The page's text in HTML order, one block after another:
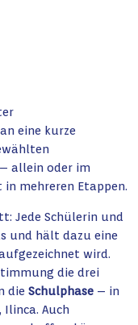
eine kurze
allein oder im
mehreren Etappen.
Jede Schülerin und
und hält dazu eine
wird.
die drei
die Schulphase – in
Ilinca. Auch